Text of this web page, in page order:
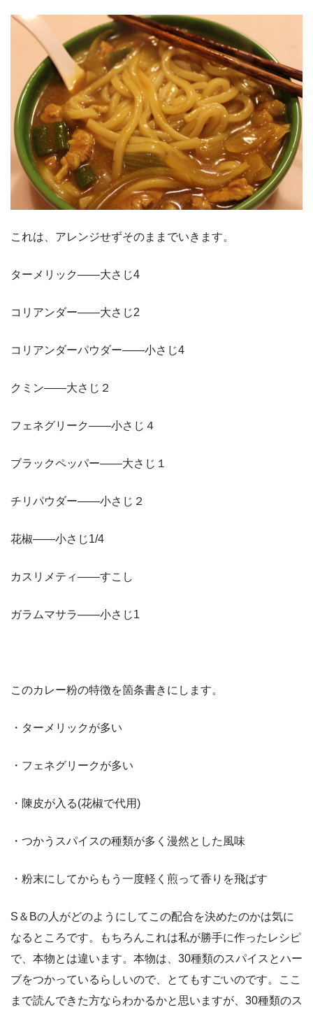
これは、アレンジせずそのままでいきます。
ターメリック——大さじ4
コリアンダー——大さじ2
コリアンダーパウダー——小さじ4
クミン——大さじ２
フェネグリーク——小さじ４
ブラックペッパー——大さじ１
チリパウダー——小さじ２
花椒——小さじ1/4
カスリメティ——すこし
ガラムマサラ——小さじ1
このカレー粉の特徴を箇条書きにします。
・ターメリックが多い
・フェネグリークが多い
・陳皮が入る(花椒で代用)
・つかうスパイスの種類が多く漫然とした風味
・粉末にしてからもう一度軽く煎って香りを飛ばす
S＆Bの人がどのようにしてこの配合を決めたのかは気に
なるところです。もちろんこれは私が勝手に作ったレシピ
で、本物とは違います。本物は、30種類のスパイスとハー
ブをつかっているらしいので、とてもすごいのです。ここ
まで読んできた方ならわかるかと思いますが、30種類のス